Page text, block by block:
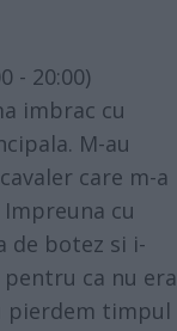
- 20:00)
imbrac cu
M-au
care m-a
cu
de botez si i-
ca nu era
pierdem timpul